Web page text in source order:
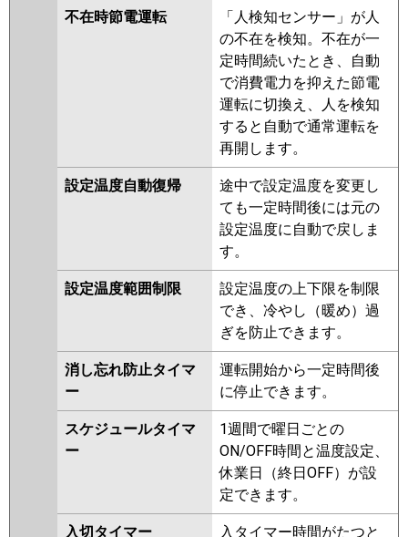
不在時節電運転
「人検知センサー」が人
の不在を検知。不在が一
定時間続いたとき、自動
で消費電力を抑えた節電
運転に切換え、人を検知
すると自動で通常運転を
再開します。
設定温度自動復帰
途中で設定温度を変更し
ても一定時間後には元の
設定温度に自動で戻しま
す。
設定温度範囲制限
設定温度の上下限を制限
でき、冷やし（暖め）過
ぎを防止できます。
消し忘れ防止タイマ
ー
運転開始から一定時間後
に停止できます。
スケジュールタイマ
ー
1週間で曜日ごとの
ON/OFF時間と温度設定、
休業日（終日OFF）が設
定できます。
入切タイマー
入タイマー時間がたつと